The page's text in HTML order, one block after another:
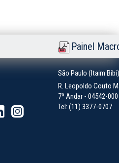
Painel
São Paulo (Itaim Bibi)
R. Leopoldo Couto
7º Andar - 04542-
Tel: (11) 3377-0707